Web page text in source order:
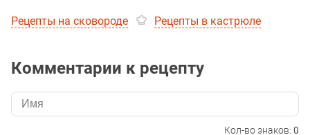
Рецепты на сковороде Рецепты в кастрюле
Комментарии к рецепту
Кол-во знаков: 0